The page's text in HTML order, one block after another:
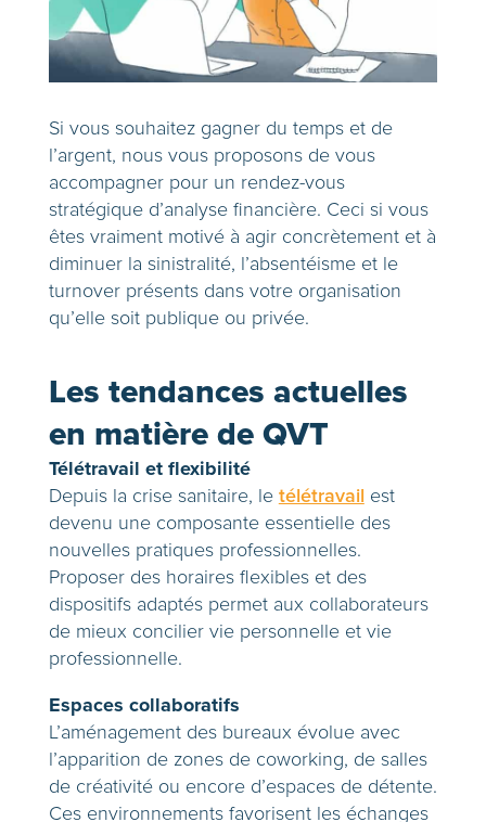
Si vous souhaitez gagner du temps et de
l’argent, nous vous proposons de vous
accompagner pour un rendez-vous
stratégique d’analyse financière. Ceci si vous
êtes vraiment motivé à agir concrètement et à
diminuer la sinistralité, l’absentéisme et le
turnover présents dans votre organisation
qu’elle soit publique ou privée.
Les tendances actuelles
en matière de QVT
Télétravail et flexibilité
Depuis la crise sanitaire, le télétravailest
devenu une composante essentielle des
nouvelles pratiques professionnelles.
Proposer des horaires flexibles et des
dispositifs adaptés permet aux collaborateurs
de mieux concilier vie personnelle et vie
professionnelle.
Espaces collaboratifs
L’aménagement des bureaux évolue avec
l’apparition de zones de coworking, de salles
de créativité ou encore d’espaces de détente.
Ces environnements favorisent les échanges